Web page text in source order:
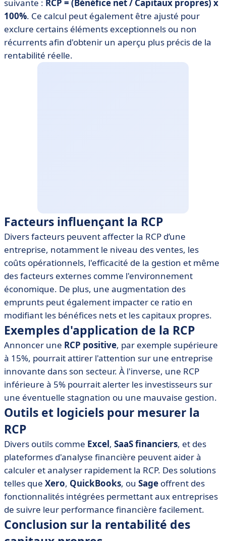
suivante : RCP = (Bénéfice net / Capitaux propres) x
100%. Ce calcul peut également être ajusté pour
exclure certains éléments exceptionnels ou non
récurrents afin d'obtenir un aperçu plus précis de la
rentabilité réelle.
Facteurs influençant la RCP
Divers facteurs peuvent affecter la RCP d’une
entreprise, notamment le niveau des ventes, les
coûts opérationnels, l'efficacité de la gestion et même
des facteurs externes comme l'environnement
économique. De plus, une augmentation des
emprunts peut également impacter ce ratio en
modifiant les bénéfices nets et les capitaux propres.
Exemples d'application de la RCP
Annoncer une RCP positive, par exemple supérieure
à 15%, pourrait attirer l'attention sur une entreprise
innovante dans son secteur. À l'inverse, une RCP
inférieure à 5% pourrait alerter les investisseurs sur
une éventuelle stagnation ou une mauvaise gestion.
Outils et logiciels pour mesurer la
RCP
Divers outils comme Excel, SaaS financiers, et des
plateformes d'analyse financière peuvent aider à
calculer et analyser rapidement la RCP. Des solutions
telles que Xero, QuickBooks, ou Sage offrent des
fonctionnalités intégrées permettant aux entreprises
de suivre leur performance financière facilement.
Conclusion sur la rentabilité des